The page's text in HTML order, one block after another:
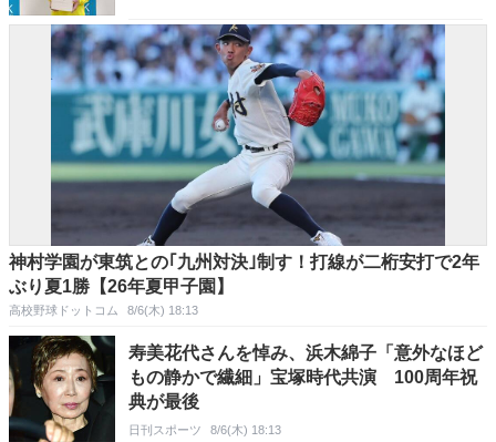
神村学園が東筑との｢九州対決｣制す！打線が二桁安打で2年
ぶり夏1勝【26年夏甲子園】
高校野球ドットコム 8/6(木) 18:13
寿美花代さんを悼み、浜木綿子「意外なほど
もの静かで繊細」宝塚時代共演 100周年祝
典が最後
日刊スポーツ 8/6(木) 18:13